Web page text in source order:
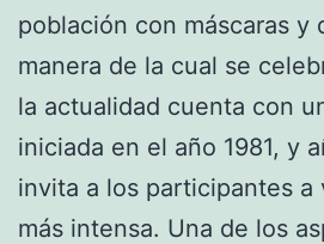
población con máscaras y
manera de la cual se
la actualidad cuenta con
iniciada en el año 1981, y
invita a los participantes a
más intensa. Una de los